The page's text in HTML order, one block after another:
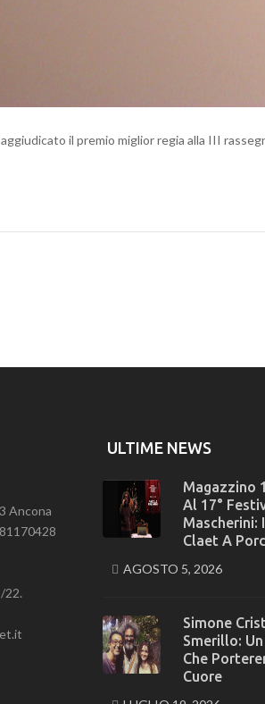
il premio miglior regia alla III
Ancona
22.
ULTIME NEWS
Magazzino
Al 17°
Mascherini:
Claet A
AGOSTO 5, 2026
Simone
Smerillo:
Che
Cuore